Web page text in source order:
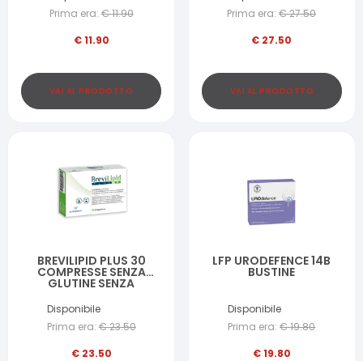
Prima era: €11.90
€11.90
VAI AL PRODOTTO
Prima era: €27.50
€ 27.50
VAI AL PRODOTTO
BREVILIPID PLUS 30
COMPRESSE SENZA
GLUTINE SENZA
Disponibile
Prima era: €23.50
€ 23.50
LFP URODEFENCE 14B
BUSTINE
Disponibile
Prima era: €19.80
€19.80